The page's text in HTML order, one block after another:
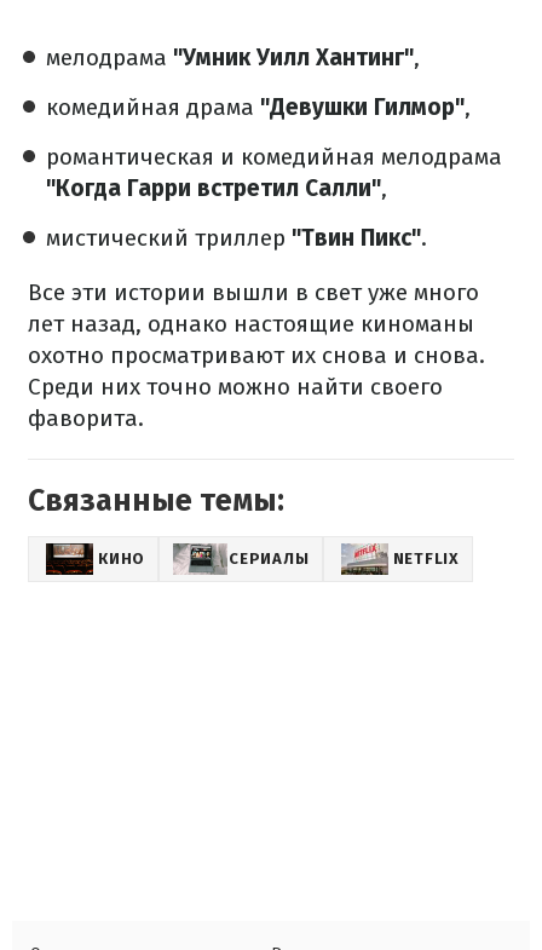
мелодрама "Умник Уилл Хантинг",
комедийная драма "Девушки Гилмор",
романтическая и комедийная мелодрама
"Когда Гарри встретил Салли",
мистический триллер "Твин Пикс".
Все эти истории вышли в свет уже много
лет назад, однако настоящие киноманы
охотно просматривают их снова и снова.
Среди них точно можно найти своего
фаворита.
Связанные темы:
КИНО СЕРИАЛЫ NETFLIX